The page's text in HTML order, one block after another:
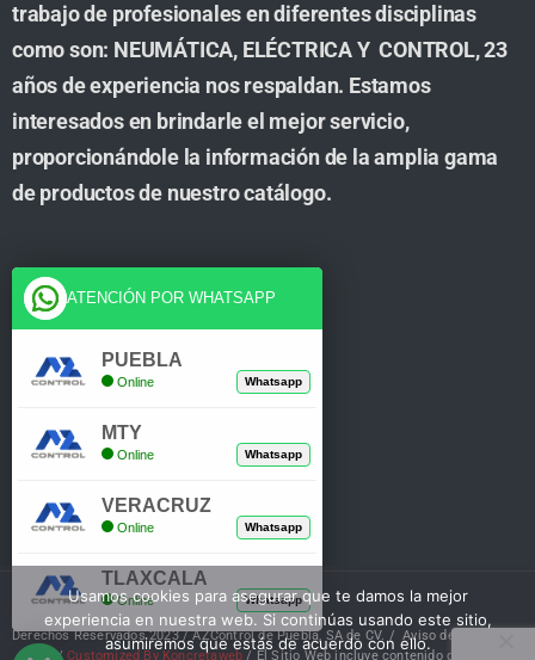
trabajo de profesionales en diferentes disciplinas
como son: NEUMÁTICA, ELÉCTRICA Y CONTROL, 23
años de experiencia nos respaldan. Estamos
interesados en brindarle el mejor servicio,
proporcionándole la información de la amplia gama
de productos de nuestro catálogo.
Cuenta
Tienda
Mi Cuenta
Derechos Reservados 2023 / AZControl de Puebla, SA de CV. /Aviso de Privacidad
/Customized By Koncretaweb / El Sitio Web incluye contenido de IA
Usamos cookies para asegurar que te damos la mejor
experiencia en nuestra web. Si continúas usando este sitio,
asumiremos que estás de acuerdo con ello.
ATENCIÓN POR WHATSAPP
PUEBLA
Online Whatsapp
MTY
Online Whatsapp
VERACRUZ
Online Whatsapp
TLAXCALA
Online Whatsapp